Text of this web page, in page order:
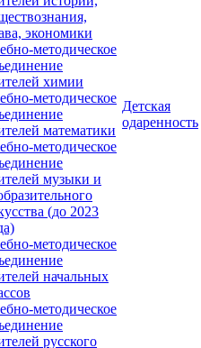
экономики
методическое
химии
методическое
математики
методическое
музыки и
(до 2023
методическое
начальных
методическое
русского
Детская
одаренность